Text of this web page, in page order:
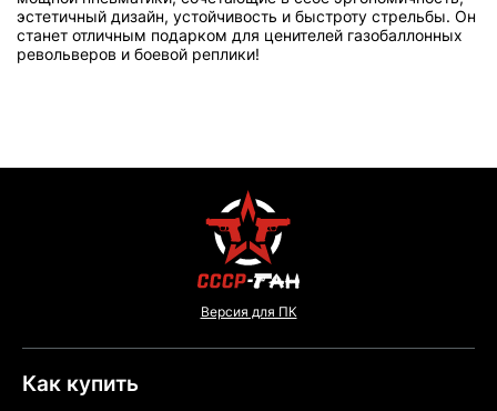
эстетичный дизайн, устойчивость и быстроту стрельбы. Он
станет отличным подарком для ценителей газобаллонных
револьверов и боевой реплики!
Версия для ПК
Как купить